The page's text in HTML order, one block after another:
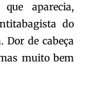
aparecia,
do
Dor de cabeça
muito bem